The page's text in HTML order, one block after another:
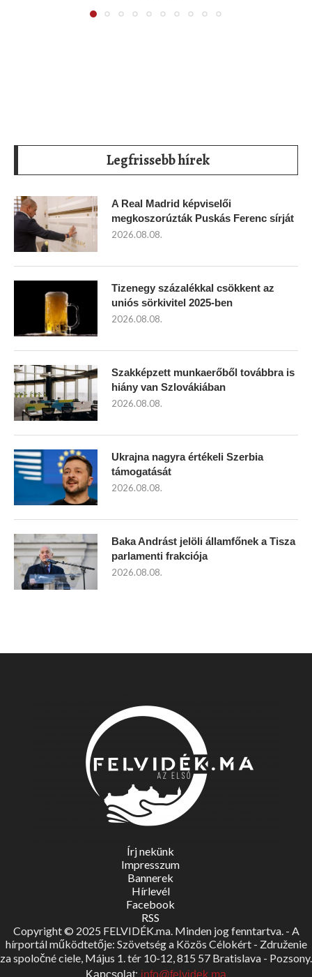
Legfrissebb hírek
A Real Madrid képviselői
megkoszorúzták Puskás Ferenc sírját
2026.08.08.
Tizenegy százalékkal csökkent az
uniós sörkivitel 2025-ben
2026.08.08.
Szakképzett munkaerőből továbbra is
hiány van Szlovákiában
2026.08.08.
Ukrajna nagyra értékeli Szerbia
támogatását
2026.08.08.
Baka Andrást jelöli államfőnek a Tisza
parlamenti frakciója
2026.08.08.
Írj nekünk
Impresszum
Bannerek
Hírlevél
Facebook
RSS
Copyright © 2025 FELVIDÉK.ma. Minden jog fenntartva. - A
hírportál működtetője: Szövetség a Közös Célokért - Združenie
za spoločné ciele, Május 1. tér 10-12, 815 57 Bratislava - Pozsony.
Kapcsolat: info@felvidek.ma